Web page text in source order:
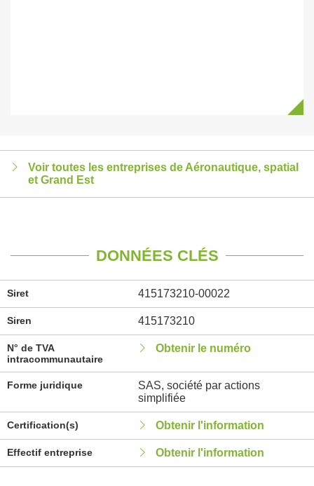
Voir toutes les entreprises de Aéronautique, spatial
et Grand Est
DONNÉES CLÉS
Siret 415173210-00022
Siren 415173210
N° de TVA
intracommunautaire
Obtenir le numéro
Forme juridique
SAS, société par actions
simplifiée
Certification(s) Obtenir l'information
Effectif entreprise Obtenir l'information